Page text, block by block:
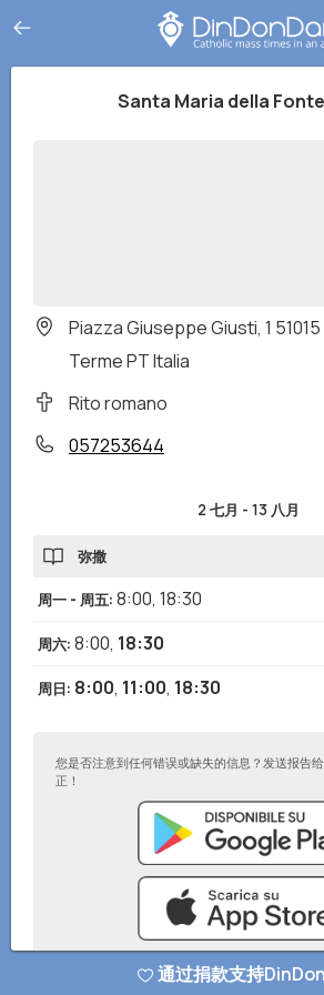
Santa Maria della
Piazza Giuseppe Giusti, 1
Terme PT Italia
Rito romano
057253644
2 七月 - 13 八月
弥撒
周一 - 周五: 8:00, 18:30
周六: 8:00, 18:30
周日: 8:00, 11:00, 18:30
您是否注意到任何错误或缺失的信息？发送报告
正！
通过捐款支持